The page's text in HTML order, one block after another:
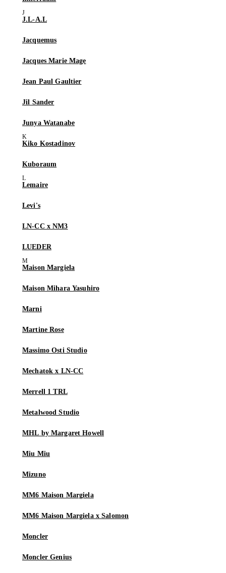
J.L-A.L
Jacquemus
Jacques Marie Mage
Jean Paul Gaultier
Jil Sander
Junya Watanabe
Kiko Kostadinov
Kuboraum
Lemaire
Levi's
LN-CC x NM3
LUEDER
Maison Margiela
Maison Mihara Yasuhiro
Marni
Martine Rose
Massimo Osti Studio
Mechatok x LN-CC
Merrell 1 TRL
Metalwood Studio
MHL by Margaret Howell
Miu Miu
Mizuno
MM6 Maison Margiela
MM6 Maison Margiela x Salomon
Moncler
Moncler Genius